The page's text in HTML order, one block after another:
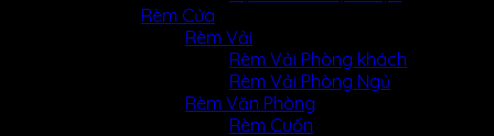
Rèm Cửa
Rèm Vải
Rèm Vải Phòng khách
Rèm Vải Phòng Ngủ
Rèm Văn Phòng
Rèm Cuốn